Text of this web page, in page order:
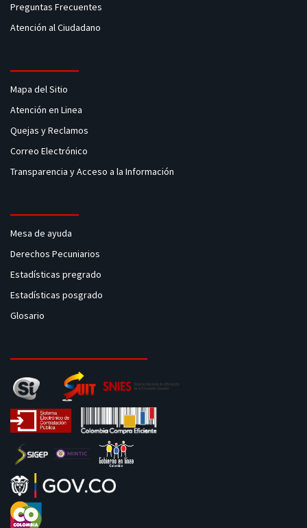
Preguntas Frecuentes
Atención al Ciudadano
Mapa del Sitio
Atención en Linea
Quejas y Reclamos
Correo Electrónico
Transparencia y Acceso a la Información
Mesa de ayuda
Derechos Pecuniarios
Estadísticas pregrado
Estadísticas posgrado
Glosario